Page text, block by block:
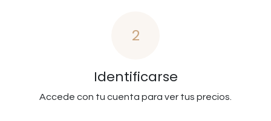
2
Identificarse
Accede con tu cuenta para ver tus precios.